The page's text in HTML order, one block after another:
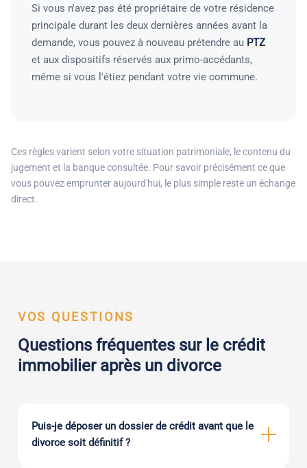
Si vous n'avez pas été propriétaire de votre résidence
principale durant les deux dernières années avant la
demande, vous pouvez à nouveau prétendre au PTZ
et aux dispositifs réservés aux primo-accédants,
même si vous l'étiez pendant votre vie commune.
Ces règles varient selon votre situation patrimoniale, le contenu du
jugement et la banque consultée. Pour savoir précisément ce que
vous pouvez emprunter aujourd'hui, le plus simple reste un échange
direct.
VOS QUESTIONS
Questions fréquentes sur le crédit
immobilier après un divorce
Puis-je déposer un dossier de crédit avant que le
divorce soit définitif ?